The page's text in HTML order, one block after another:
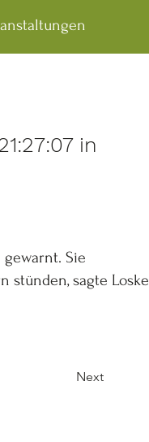
in
Sie
stünden, sagte Loske
Next